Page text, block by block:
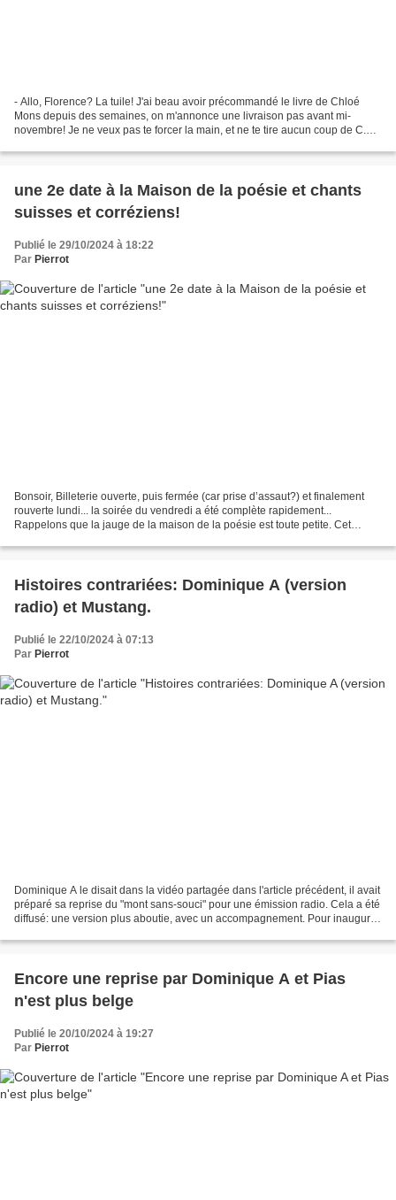
- Allo, Florence? La tuile! J'ai beau avoir précommandé le livre de Chloé
Mons depuis des semaines, on m'annonce une livraison pas avant mi-
novembre! Je ne veux pas te forcer la main, et ne te tire aucun coup de C.
une 2e date à la Maison de la poésie et chants
suisses et corréziens!
Publié le 29/10/2024 à 18:22
Par Pierrot
Bonsoir, Billeterie ouverte, puis fermée (car prise d’assaut?) et finalement
rouverte lundi... la soirée du vendredi a été complète rapidement...
Rappelons que la jauge de la maison de la poésie est toute petite. Cet
Histoires contrariées: Dominique A (version
radio) et Mustang.
Publié le 22/10/2024 à 07:13
Par Pierrot
Dominique A le disait dans la vidéo partagée dans l'article précédent, il avait
préparé sa reprise du "mont sans-souci" pour une émission radio. Cela a été
diffusé: une version plus aboutie, avec un accompagnement. Pour inaugurer
Encore une reprise par Dominique A et Pias
n'est plus belge
Publié le 20/10/2024 à 19:27
Par Pierrot